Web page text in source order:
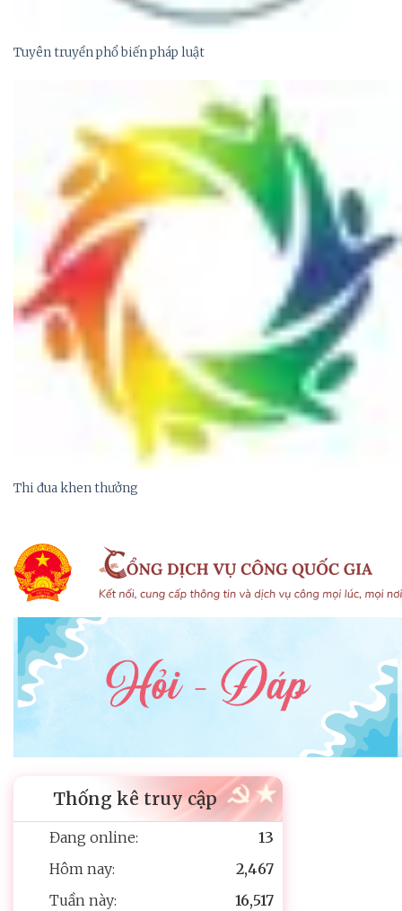
Tuyên truyền phổ biến pháp luật
Thi đua khen thưởng
Thống kê truy cập
Đang online:
13
Hôm nay:
2,467
Tuần này:
16,517